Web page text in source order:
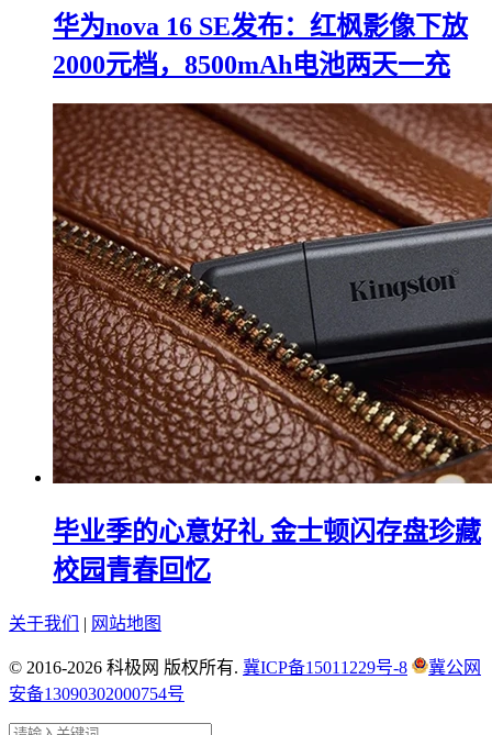
华为nova 16 SE发布：红枫影像下放
2000元档，8500mAh电池两天一充
毕业季的心意好礼 金士顿闪存盘珍藏
校园青春回忆
关于我们 | 网站地图
© 2016-2026 科极网 版权所有. 冀ICP备15011229号-8
冀公网
安备13090302000754号